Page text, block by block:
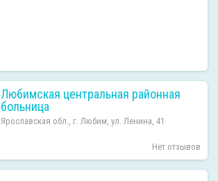
Любимская центральная районная
больница
Ярославская обл., г. Любим, ул. Ленина, 41
Нет отзывов